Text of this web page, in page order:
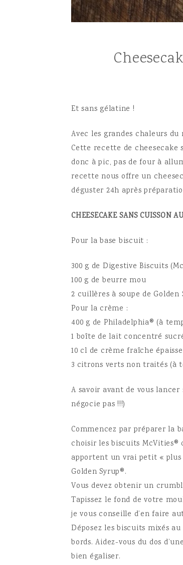
Et sans gélatine !
Avec les grandes chaleurs
Cette recette de cheesecake
donc à pic, pas de four à
recette nous offre un
déguster 24h après
CHEESECAKE SANS CUISSON
Pour la base biscuit :
300 g de Digestive Biscuits
100 g de beurre mou
2 cuillères à soupe de
Pour la crème :
400 g de Philadelphia® (à
1 boîte de lait concentré
10 cl de crème fraîche
3 citrons verts non traités (à
A savoir avant de vous lancer
négocie pas !!!)
Commencez par préparer la
choisir les biscuits McVities®
apportent un vrai petit «
Golden Syrup®.
Vous devez obtenir un
Tapissez le fond de votre
je vous conseille d’en faire
Déposez les biscuits mixés
bords. Aidez-vous du dos
bien égaliser.